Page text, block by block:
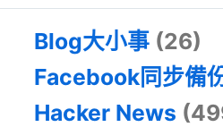
Blog大小事 (26)
Facebook同步備
Hacker News